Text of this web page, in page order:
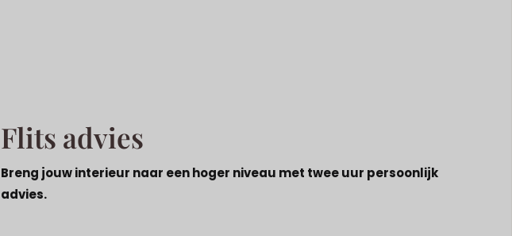
Flits advies
Breng jouw interieur naar een hoger niveau met twee uur persoonlijk
advies.